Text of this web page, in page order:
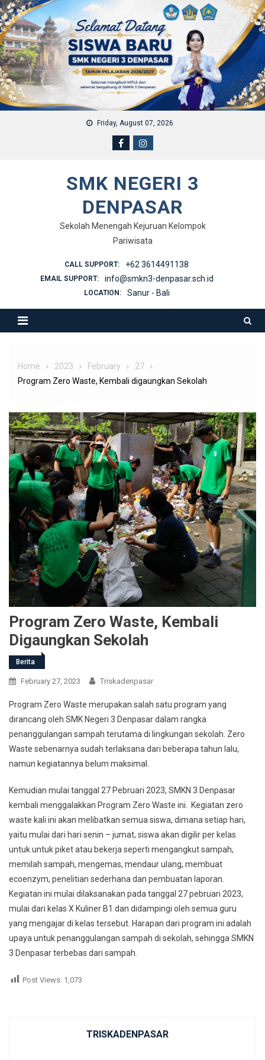
Skip to content
Friday, August 07, 2026
SMK NEGERI 3
DENPASAR
Sekolah Menengah Kejuruan Kelompok
Pariwisata
CALL SUPPORT: +62 3614491138
EMAIL SUPPORT: info@smkn3-denpasar.sch.id
LOCATION: Sanur - Bali
Home 2023 February
27
Program Zero Waste, Kembali digaungkan Sekolah
Program Zero Waste, Kembali
Digaungkan Sekolah
Berita
February 27, 2023 Triskadenpasar
Program Zero Waste merupakan salah satu program yang
dirancang oleh SMK Negeri 3 Denpasar dalam rangka
penanggulangan sampah terutama di lingkungan sekolah. Zero
Waste sebenarnya sudah terlaksana dari beberapa tahun lalu,
namun kegiatannya belum maksimal.
Kemudian mulai tanggal 27 Pebruari 2023, SMKN 3 Denpasar
kembali menggalakkan Program Zero Waste ini. Kegiatan zero
waste kali ini akan melibatkan semua siswa, dimana setiap hari,
yaitu mulai dari hari senin – jumat, siswa akan digilir per kelas
untuk untuk piket atau bekerja seperti mengangkut sampah,
memilah sampah, mengemas, mendaur ulang, membuat
ecoenzym, penelitian sederhana dan pembuatan laporan.
Kegiatan ini mulai dilaksanakan pada tanggal 27 pebruari 2023,
mulai dari kelas X Kuliner B1 dan didampingi oleh semua guru
yang mengajar di kelas tersebut. Harapan dari program ini adalah
upaya untuk penanggulangan sampah di sekolah, sehingga SMKN
3 Denpasar terbebas dari sampah.
Post Views: 1,073
TRISKADENPASAR